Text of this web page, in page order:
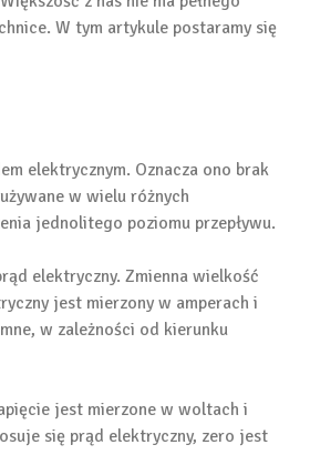
W tym artykule postaramy się
elektrycznym. Oznacza ono brak
w wielu różnych
jednolitego poziomu przepływu.
elektryczny. Zmienna wielkość
jest mierzony w amperach i
w zależności od kierunku
jest mierzone w woltach i
się prąd elektryczny, zero jest